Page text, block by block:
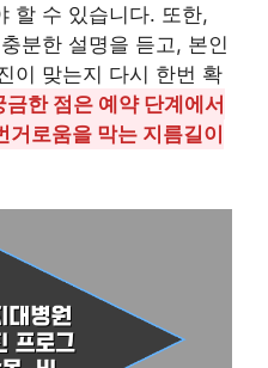
할 수 있습니다. 또한,
분한 설명을 듣고, 본인
이 맞는지 다시 한번 확
금한 점은 예약 단계에서
거로움을 막는 지름길이